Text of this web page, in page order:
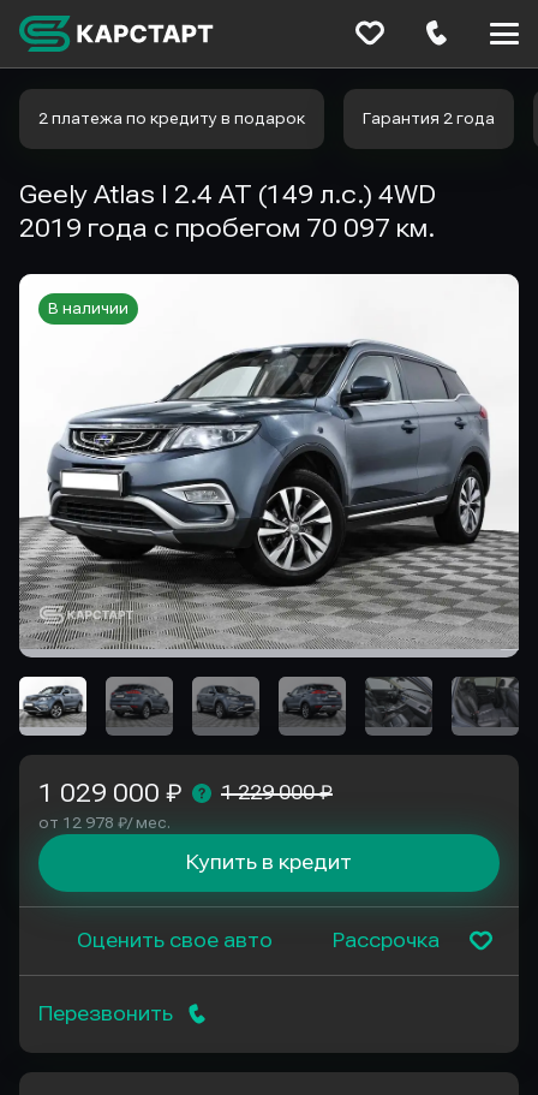
2 платежа по кредиту в подарок Гарантия 2 года
Geely Atlas I 2.4 AT (149 л.с.) 4WD
2019 года с пробегом 70 097 км.
В наличии
1 029 000 ₽ 1 229 000 ₽
от 12 978 ₽/ мес.
Купить в кредит
Оценить свое авто Рассрочка
Перезвонить